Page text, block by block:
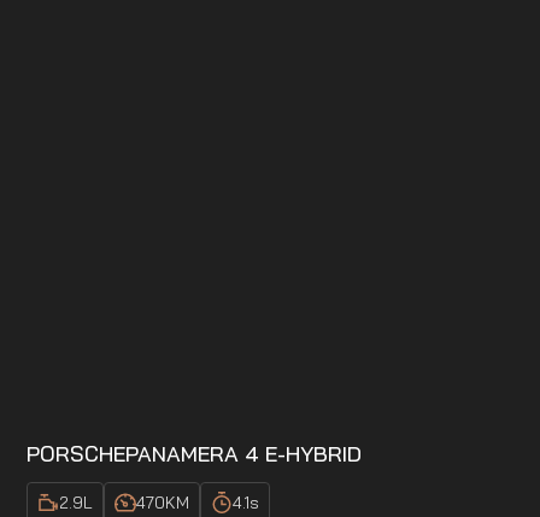
PORSCHEPANAMERA 4 E-HYBRID
2.9L 470KM 4.1s